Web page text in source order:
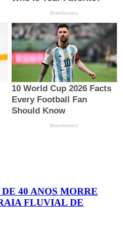
40 ANOS MORRE
FLUVIAL DE